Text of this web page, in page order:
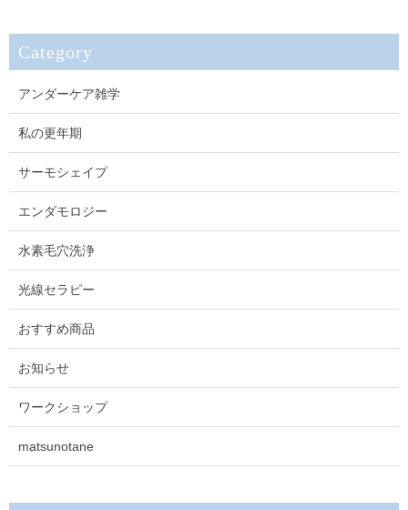
Category
アンダーケア雑学
私の更年期
サーモシェイプ
エンダモロジー
水素毛穴洗浄
光線セラピー
おすすめ商品
お知らせ
ワークショップ
matsunotane